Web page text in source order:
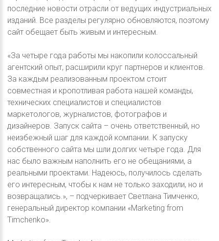
последние новости отрасли от ведущих индустриальных
изданий. Все разделы регулярно обновляются, поэтому
сайт обещает быть живым и интересным.
«За четыре года работы мы накопили колоссальный
агентский опыт, расширили круг партнеров и клиентов.
За каждым реализованным проектом стоит
совместная и кропотливая работа нашей команды,
технических специалистов и специалистов
маркетологов, журналистов, фотографов и
дизайнеров. Запуск сайта – очень ответственный, но
неизбежный шаг для каждой компании. К запуску
собственного сайта мы шли долгих четыре года. Для
нас было важным наполнить его не обещаниями, а
реальными проектами. Надеюсь, получилось сделать
его интересным, чтобы к нам не только заходили, но и
возвращались.», – подчеркивает Светлана Тимченко,
генеральный директор компании «Marketing from
Timchenko».